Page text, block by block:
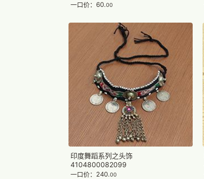
一口价：60.00
印度舞蹈系列之头饰
4104800082099
一口价：240.00